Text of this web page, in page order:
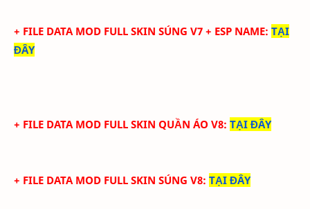
+ FILE DATA MOD FULL SKIN SÚNG V7 + ESP NAME: TẠI
ĐÂY
+ FILE DATA MOD FULL SKIN QUẦN ÁO V8: TẠI ĐÂY
+ FILE DATA MOD FULL SKIN SÚNG V8: TẠI ĐÂY